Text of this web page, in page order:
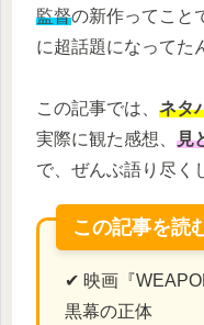
監督の新作ってこと
に超話題になってた
この記事では、 ネタ
実際に観た感想、 見
で、ぜんぶ語り尽く
この記事を読
✔ 映画『
黒幕の正体